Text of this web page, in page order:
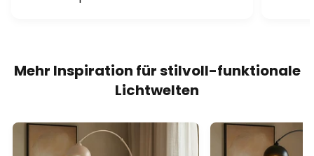
Mehr Inspiration für stilvoll-funktionale
Lichtwelten